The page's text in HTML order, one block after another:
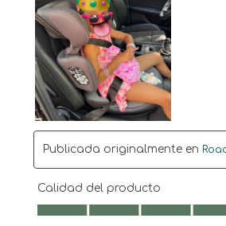
Publicada originalmente en
Calidad del producto
Calidad del producto, 4.0 de 5